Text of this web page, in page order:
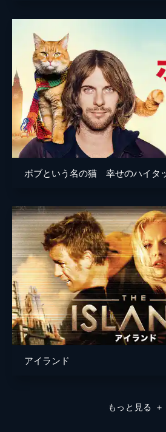
ボブという名の猫 幸せのハイタ
アイランド
もっと見る ＋